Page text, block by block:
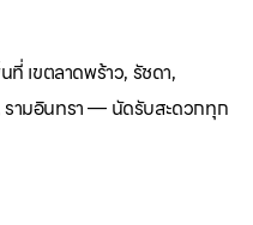
เขตลาดพร้าว, รัชดา,
รามอินทรา — นัดรับสะดวกทุก